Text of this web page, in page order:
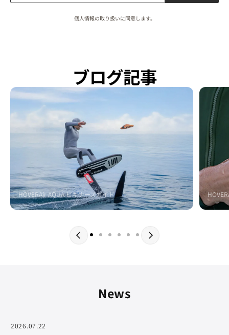
個人情報の取り扱いに同意します。
ブログ記事
HOVERAir AQUA ビギナーズガイド
News
2026.07.22